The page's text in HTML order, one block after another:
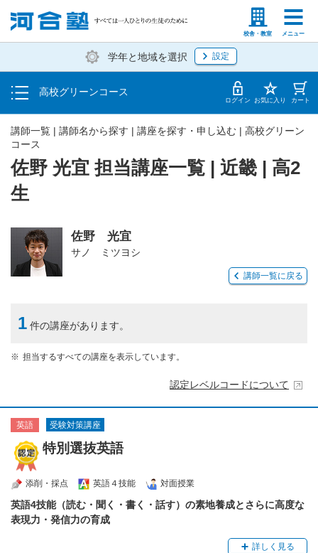
校舎・教室 メニュー
塾生の方 高等学校の先生
学年と地域を選択 設定
高校グリーンコース
学費の仕組み・支払方法
受講開始までの流れ
校舎・教室一覧 ログイン お気に入り カート
佐野 光宜 担当講座一覧 | 近畿 | 高2
生
講師一覧 | 講師名から探す | 講座を探す・申し込む | 高校グリーン
コース
佐野 光宜
サノ ミツヨシ
講師一覧に戻る
1 件の講座があります。
担当するすべての講座を表示しています。
認定レベルコードについて
英語 受験対策講座
特別選抜英語
添削・採点 英語４技能 対面授業
英語4技能（読む・聞く・書く・話す）の素地養成とさらに高度な
表現力・発信力の育成
詳しく見る